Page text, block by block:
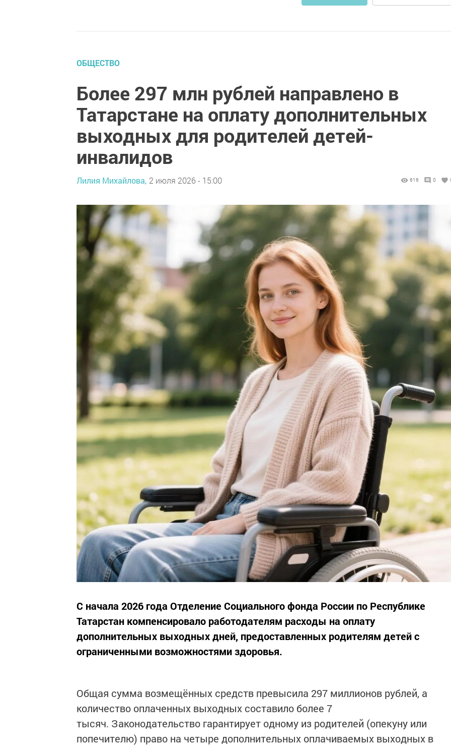
ОБЩЕСТВО
Более 297 млн рублей направлено в
Татарстане на оплату дополнительных
выходных для родителей детей-
инвалидов
Лилия Михайлова, 2 июля 2026 - 15:00 616 0
С начала 2026 года Отделение Социального фонда России по Республике
Татарстан компенсировало работодателям расходы на оплату
дополнительных выходных дней, предоставленных родителям детей с
ограниченными возможностями здоровья.
Общая сумма возмещённых средств превысила 297 миллионов рублей, а
количество оплаченных выходных составило более 7
тысяч. Законодательство гарантирует одному из родителей (опекуну или
попечителю) право на четыре дополнительных оплачиваемых выходных в